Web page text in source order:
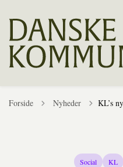
Forside Tilbage til
Nyheder KL’s
Social KL